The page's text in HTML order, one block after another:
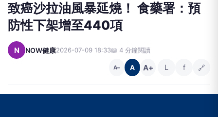
致癌沙拉油風暴延燒！ 食藥署：預
防性下架增至440項
N NOW健康2026-07-09 18:33📖 4 分鐘閱讀
A− A A+ L f 🔗